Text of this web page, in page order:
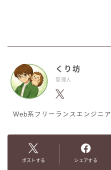
くり坊
管理人
Web系フリーランスエンジニア
ポストする シェアする